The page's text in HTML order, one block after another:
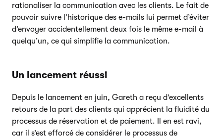
rationaliser la communication avec les clients. Le fait de
pouvoir suivre l’historique des e-mails lui permet d’éviter
d’envoyer accidentellement deux fois le même e-mail à
quelqu’un, ce qui simplifie la communication.
Un lancement réussi
Depuis le lancement en juin, Gareth a reçu d’excellents
retours de la part des clients qui apprécient la fluidité du
processus de réservation et de paiement. Il en est ravi,
car il s’est efforcé de considérer le processus de